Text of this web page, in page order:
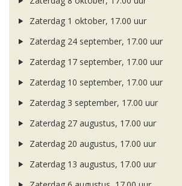
Zaterdag 1 oktober, 17.00 uur
Zaterdag 24 september, 17.00 uur
Zaterdag 17 september, 17.00 uur
Zaterdag 10 september, 17.00 uur
Zaterdag 3 september, 17.00 uur
Zaterdag 27 augustus, 17.00 uur
Zaterdag 20 augustus, 17.00 uur
Zaterdag 13 augustus, 17.00 uur